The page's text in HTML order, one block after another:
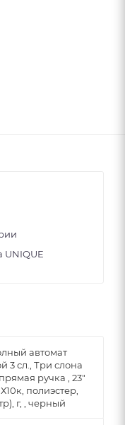
UNIQUE
автомат
3 сл., Три слона
ручка , 23"
полиэстер,
г, , черный